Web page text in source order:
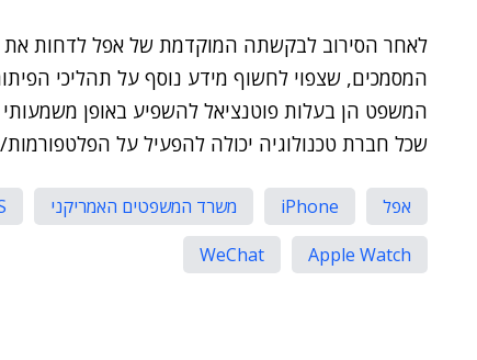
המסמכים, שצפוי לחשוף מידע נוסף על תהליכי
שכל חברת טכנולוגיה יכולה להפעיל על
אפל iPhone משרד המשפטים האמריקני
Apple Watch
WeChat